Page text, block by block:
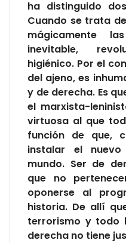
ha distinguido
Cuando se trata
mágicamente
inevitable,
higiénico. Por el
del ajeno, es
y de derecha. Es
el marxista-
virtuosa al que
función de que,
instalar el
mundo. Ser de
que no
oponerse al
historia. De allí
terrorismo y todo
derecha no tiene